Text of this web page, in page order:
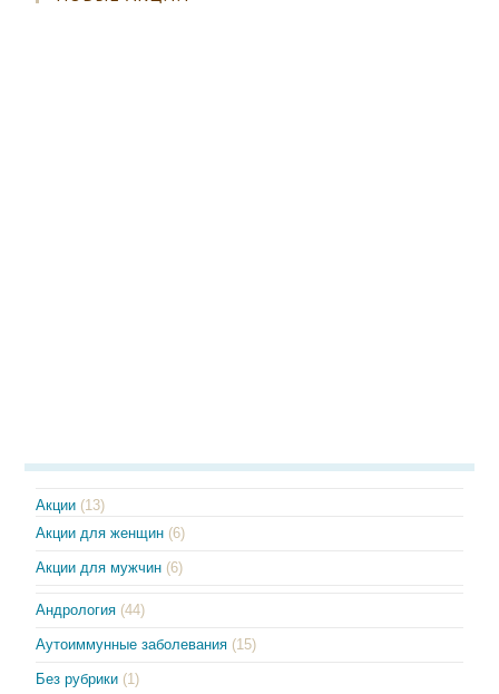
Акции (13)
Акции для женщин (6)
Акции для мужчин (6)
Андрология (44)
Аутоиммунные заболевания (15)
Без рубрики (1)